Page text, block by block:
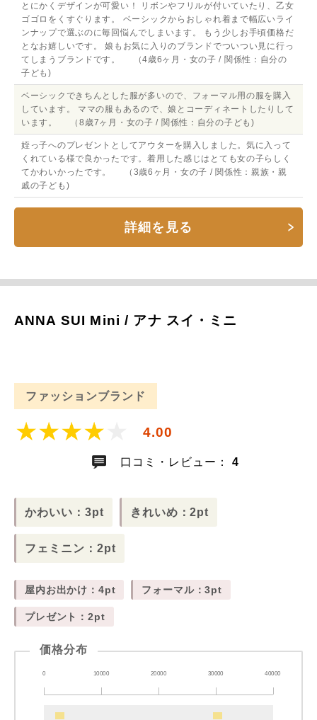
とにかくデザインが可愛い！ リボンやフリルが付いていたり、乙女
ゴゴロをくすぐります。 ベーシックからおしゃれ着まで幅広いライ
ンナップで選ぶのに毎回悩んでしまいます。 もう少しお手頃価格だ
となお嬉しいです。 娘もお気に入りのブランドでついつい見に行っ
てしまうブランドです。 （4歳6ヶ月・女の子 / 関係性：自分の
子ども)
ベーシックできちんとした服が多いので、フォーマル用の服を購入
しています。 ママの服もあるので、娘とコーディネートしたりして
います。 （8歳7ヶ月・女の子 / 関係性：自分の子ども)
姪っ子へのプレゼントとしてアウターを購入しました。気に入って
くれている様で良かったです。着用した感じはとても女の子らしく
てかわいかったです。 （3歳6ヶ月・女の子 / 関係性：親族・親
戚の子ども)
詳細を見る
ANNA SUI Mini / アナ スイ・ミニ
ファッションブランド
4.00
口コミ・レビュー： 4
かわいい：3pt きれいめ：2pt
フェミニン：2pt
屋内お出かけ：4pt フォーマル：3pt
プレゼント：2pt
価格分布
0 10000 20000 30000 40000